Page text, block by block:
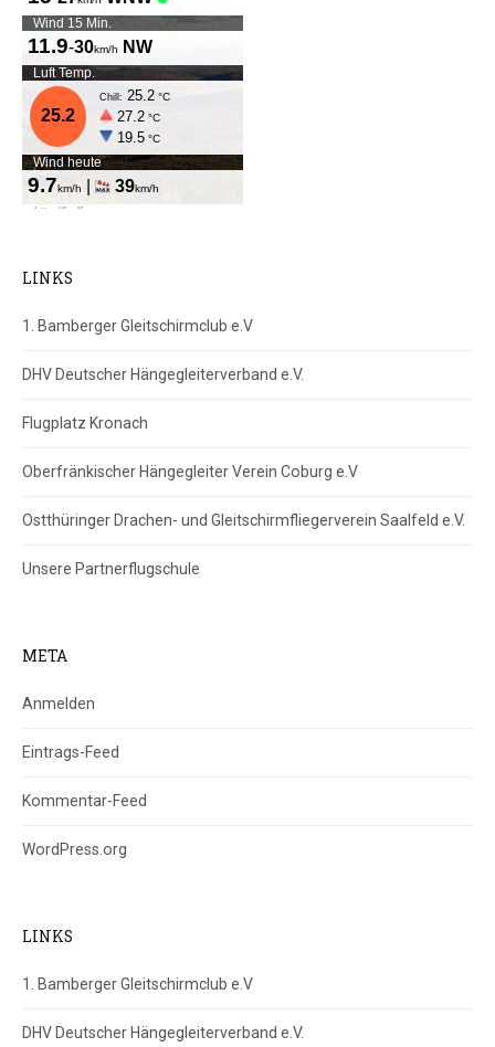
LINKS
1. Bamberger Gleitschirmclub e.V
DHV Deutscher Hängegleiterverband e.V.
Flugplatz Kronach
Oberfränkischer Hängegleiter Verein Coburg e.V
Ostthüringer Drachen- und Gleitschirmfliegerverein Saalfeld e.V.
Unsere Partnerflugschule
META
Anmelden
Eintrags-Feed
Kommentar-Feed
WordPress.org
LINKS
1. Bamberger Gleitschirmclub e.V
DHV Deutscher Hängegleiterverband e.V.